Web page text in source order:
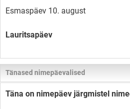
Esmaspäev 10. august
Lauritsapäev
Tänased nimepäevalised
Täna on nimepäev järgmistel